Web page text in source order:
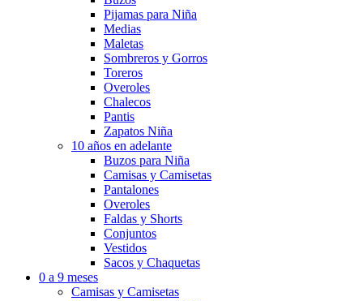
Pijamas para Niña
Medias
Maletas
Sombreros y Gorros
Toreros
Overoles
Chalecos
Pantis
Zapatos Niña
10 años en adelante
Buzos para Niña
Camisas y Camisetas
Pantalones
Overoles
Faldas y Shorts
Conjuntos
Vestidos
Sacos y Chaquetas
0 a 9 meses
Camisas y Camisetas